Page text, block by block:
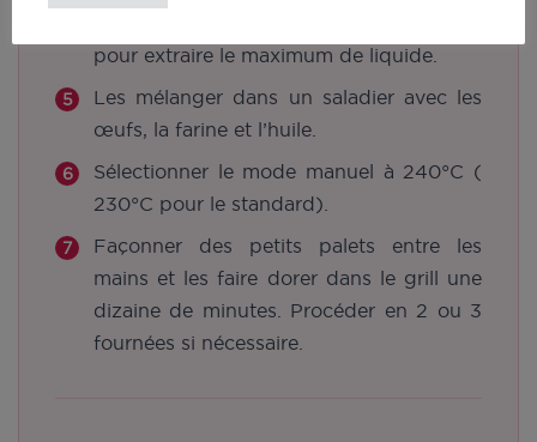
pour extraire le maximum de liquide.
Les mélanger dans un saladier avec les
œufs, la farine et l’huile.
Sélectionner le mode manuel à 240°C (
230°C pour le standard).
Façonner des petits palets entre les
mains et les faire dorer dans le grill une
dizaine de minutes. Procéder en 2 ou 3
fournées si nécessaire.